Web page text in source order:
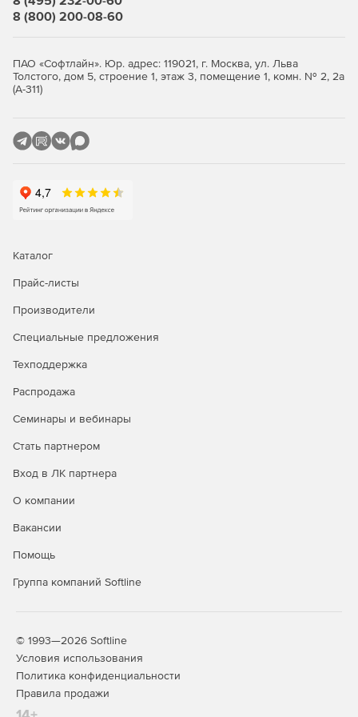
8 (800) 200-08-60
ПАО «Софтлайн». Юр. адрес: 119021, г. Москва, ул. Льва
Толстого, дом 5, строение 1, этаж 3, помещение 1, комн. № 2, 2а
(А-311)
Каталог
Прайс-листы
Производители
Специальные предложения
Техподдержка
Распродажа
Семинары и вебинары
Стать партнером
Вход в ЛК партнера
О компании
Вакансии
Помощь
Группа компаний Softline
© 1993—2026 Softline
Условия использования
Политика конфиденциальности
Правила продажи